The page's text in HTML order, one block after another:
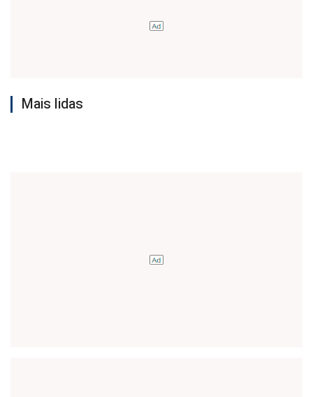
Mais lidas